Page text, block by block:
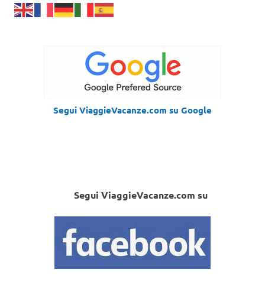
Segui ViaggieVacanze.com su Google
Segui ViaggieVacanze.com su